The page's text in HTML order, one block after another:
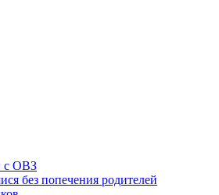
с ОВЗ
без попечения родителей